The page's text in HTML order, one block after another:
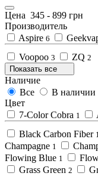
Цена 345 - 899 грн
Производитель
Aspire 6
Voopoo 3 ZQ 2
Показать все
Наличие
Все
В наличии
Цвет
7-Color Cobra 1
Black Carbon Fiber
Champagne 1
Flowing Blue 1
Grass Green 2